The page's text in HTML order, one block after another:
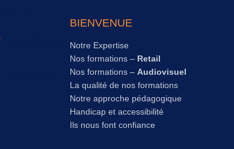
BIENVENUE
Notre Expertise
Nos formations – Retail
Nos formations – Audiovisuel
La qualité de nos formations
Notre approche pédagogique
Handicap et accessibilité
Ils nous font confiance